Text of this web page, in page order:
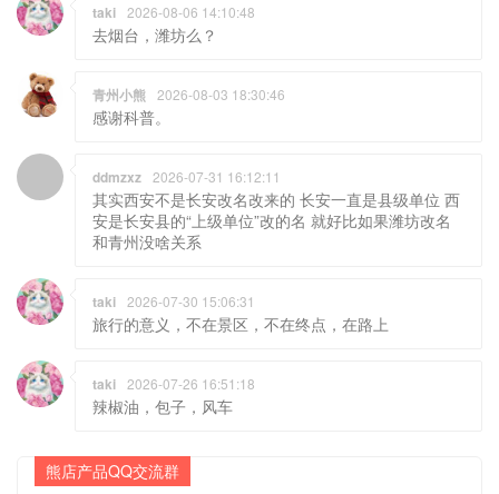
taki 2026-08-06 14:10:48
去烟台，潍坊么？
青州小熊 2026-08-03 18:30:46
感谢科普。
ddmzxz 2026-07-31 16:12:11
其实西安不是长安改名改来的 长安一直是县级单位 西
安是长安县的“上级单位”改的名 就好比如果潍坊改名
和青州没啥关系
taki 2026-07-30 15:06:31
旅行的意义，不在景区，不在终点，在路上
taki 2026-07-26 16:51:18
辣椒油，包子，风车
熊店产品QQ交流群